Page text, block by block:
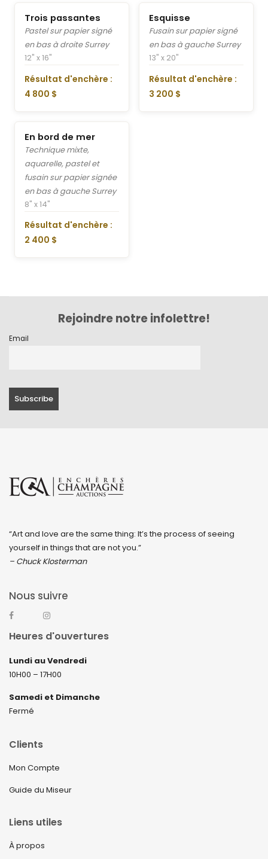
Trois passantes
Pastel sur papier signé
en bas à droite Surrey
12" x 16"
Résultat d'enchère :
4 800 $
Esquisse
Fusain sur papier signé
en bas à gauche Surrey
13" x 20"
Résultat d'enchère :
3 200 $
En bord de mer
Technique mixte,
aquarelle, pastel et
fusain sur papier signée
en bas à gauche Surrey
8" x 14"
Résultat d'enchère :
2 400 $
Rejoindre notre infolettre!
Email
“Art and love are the same thing: It’s the process of seeing
yourself in things that are not you.”
– Chuck Klosterman
Nous suivre
Heures d'ouvertures
Lundi au Vendredi
10H00 – 17H00
Samedi et Dimanche
Fermé
Clients
Mon Compte
Guide du Miseur
Liens utiles
À propos